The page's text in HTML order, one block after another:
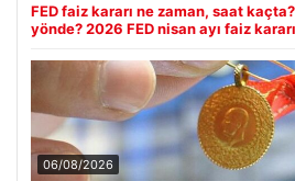
FED faiz kararı ne zaman, saat
yönde? 2026 FED nisan ayı faiz kararı
06/08/2026